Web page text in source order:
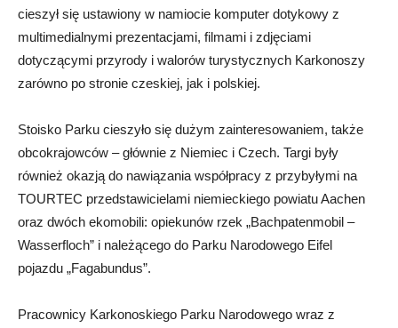
cieszył się ustawiony w namiocie komputer dotykowy z
multimedialnymi prezentacjami, filmami i zdjęciami
dotyczącymi przyrody i walorów turystycznych Karkonoszy
zarówno po stronie czeskiej, jak i polskiej.
Stoisko Parku cieszyło się dużym zainteresowaniem, także
obcokrajowców – głównie z Niemiec i Czech. Targi były
również okazją do nawiązania współpracy z przybyłymi na
TOURTEC przedstawicielami niemieckiego powiatu Aachen
oraz dwóch ekomobili: opiekunów rzek „Bachpatenmobil –
Wasserfloch” i należącego do Parku Narodowego Eifel
pojazdu „Fagabundus”.
Pracownicy Karkonoskiego Parku Narodowego wraz z